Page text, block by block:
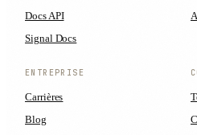
Docs API
Signal Docs
ENTREPRISE
Carrières
Blog